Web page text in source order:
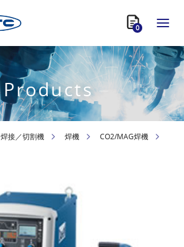
0
Products
焊接／切割機 焊機
CO2/MAG焊機